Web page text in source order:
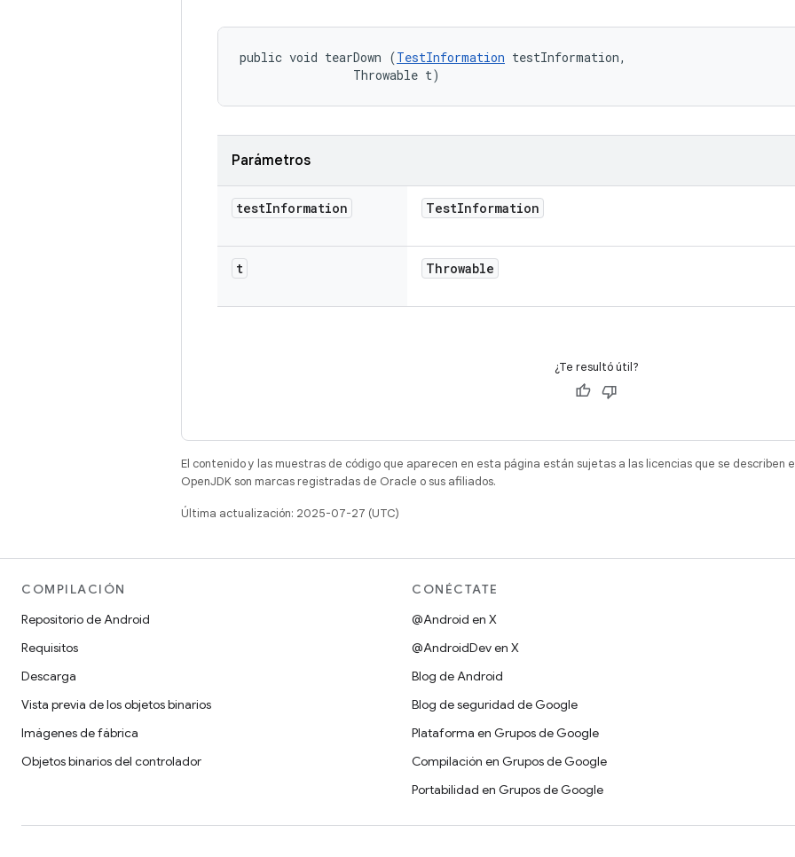
public void tearDown (TestInformation testInformation,
                Throwable t)
Parámetros
testInformation TestInformation
t Throwable
¿Te resultó útil?
El contenido y las muestras de código que aparecen en esta página están sujetas a las licencias que se describen
OpenJDK son marcas registradas de Oracle o sus afiliados.
Última actualización: 2025-07-27 (UTC)
COMPILACIÓN
Repositorio de Android
Requisitos
Descarga
Vista previa de los objetos binarios
Imágenes de fábrica
Objetos binarios del controlador
CONÉCTATE
@Android en X
@AndroidDev en X
Blog de Android
Blog de seguridad de Google
Plataforma en Grupos de Google
Compilación en Grupos de Google
Portabilidad en Grupos de Google